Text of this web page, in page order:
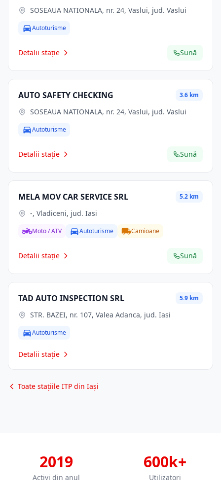
SOSEAUA NATIONALA, nr. 24, Vaslui, jud. Vaslui
Autoturisme
Detalii stație Sună
AUTO SAFETY CHECKING 3.6 km
SOSEAUA NATIONALA, nr. 24, Vaslui, jud. Vaslui
Autoturisme
Detalii stație Sună
MELA MOV CAR SERVICE SRL 5.2 km
-, Vladiceni, jud. Iasi
Moto / ATV Autoturisme Camioane
Detalii stație Sună
TAD AUTO INSPECTION SRL 5.9 km
STR. BAZEI, nr. 107, Valea Adanca, jud. Iasi
Autoturisme
Detalii stație
Toate stațiile ITP din Iași
2019
Activi din anul
600k+
Utilizatori